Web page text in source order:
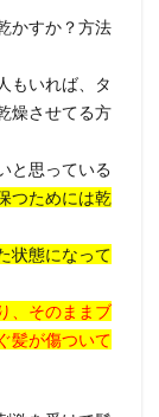
かすか？方法
もいれば、タ
燥させてる方
と思っている
つためには乾
状態になって
、そのままブ
髪が傷ついて